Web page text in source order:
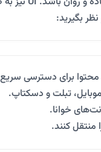
بگیرید:
برای دسترسی
تبلت و دسکتاپ.
خوانا.
منتقل کنند.